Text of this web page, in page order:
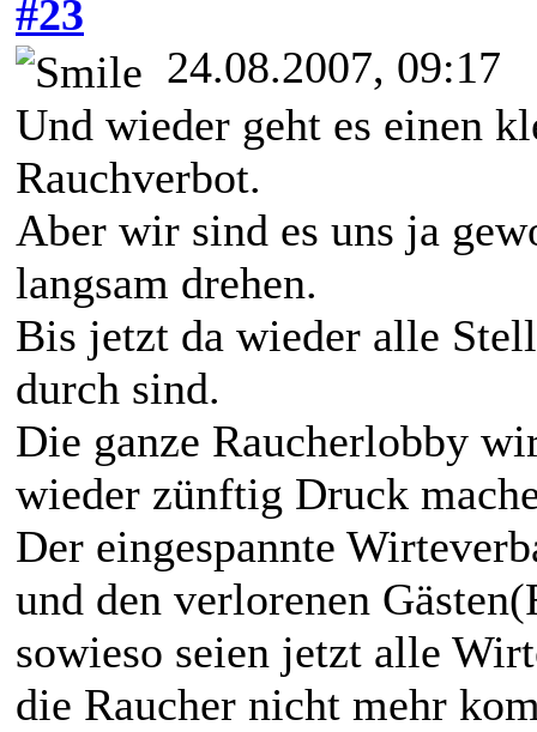
#23
24.08.2007, 09:17
Und wieder geht es einen
Rauchverbot.
Aber wir sind es uns ja
langsam drehen.
Bis jetzt da wieder alle
durch sind.
Die ganze Raucherlobby
wieder zünftig Druck
Der eingespannte
und den verlorenen
sowieso seien jetzt alle
die Raucher nicht mehr